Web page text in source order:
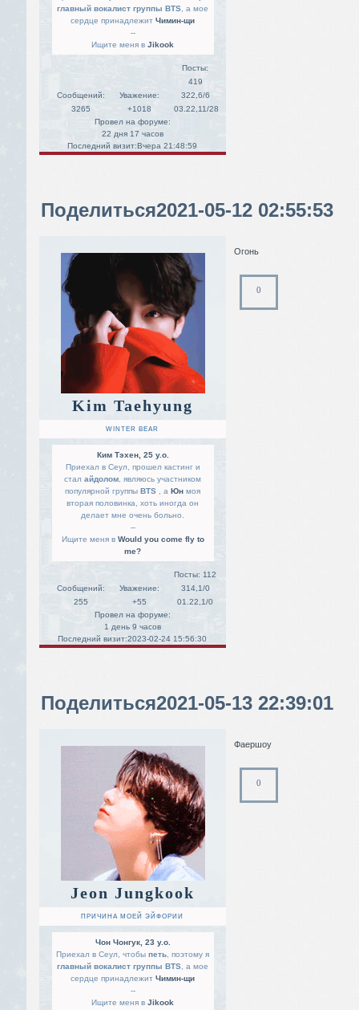
главный вокалист группы BTS , а мое
сердце принадлежит Чимин-щи
--
Ищите меня в Jikook
Сообщений:
3265
Уважение:
+1018
Посты:
419
322,6/6
03.22,11/28
Провел на форуме:
22 дня 17 часов
Последний визит:Вчера 21:48:59
Поделиться2021-05-12 02:55:53
Kim Taehyung
WINTER BEAR
Ким Тэхен, 25 y.o.
Приехал в Сеул, прошел кастинг и
стал айдолом , являюсь участником
популярной группы BTS , а Юн моя
вторая половинка, хоть иногда он
делает мне очень больно.
--
Ищите меня в Would you come fly to
me?
Сообщений:
255
Уважение:
+55
Посты: 112
314,1/0
01.22,1/0
Провел на форуме:
1 день 9 часов
Последний визит:2023-02-24 15:56:30
Огонь
0
Поделиться2021-05-13 22:39:01
Jeon Jungkook
ПРИЧИНА МОЕЙ ЭЙФОРИИ
Чон Чонгук, 23 y.o.
Приехал в Сеул, чтобы петь , поэтому я
главный вокалист группы BTS , а мое
сердце принадлежит Чимин-щи
--
Ищите меня в Jikook
Фаершоу
0